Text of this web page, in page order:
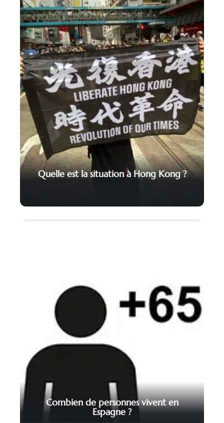
Quelle est la situation à Hong Kong ?
Combien de personnes vivent en
Espagne ?